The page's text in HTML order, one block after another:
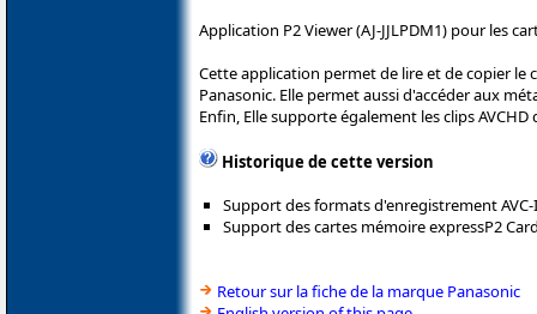
Application P2 Viewer (AJ-JJLPDM1) pour les
Cette application permet de lire et de copier le
Panasonic. Elle permet aussi d'accéder aux
Enfin, Elle supporte également les clips AVCHD
Historique de cette version
Support des formats d'enregistrement AVC-
Support des cartes mémoire expressP2
Retour sur la fiche de la marque Panasonic